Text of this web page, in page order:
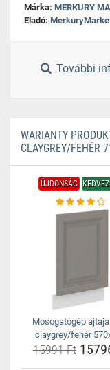
Márka: MERKURY
Eladó:
További
WARIANTY
CLAYGREY/FEHÉR
ÚJDONSÁG
Mosogatógép
claygrey/fehér
15991 Ft